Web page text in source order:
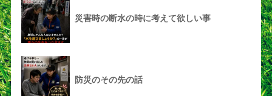
災害時の断水の時に考えて欲しい事
防災のその先の話